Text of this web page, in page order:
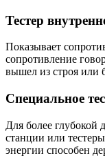
Тестер
Показывает
сопротивление
вышел из строя или
Специальное
Для более глубокой
станции или
энергии способен